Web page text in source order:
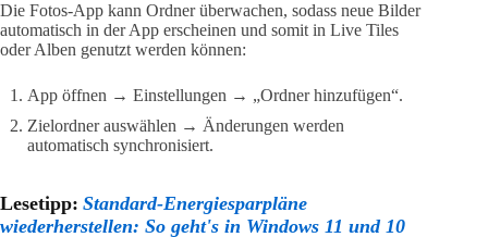
Die Fotos-App kann Ordner überwachen, sodass neue Bilder
automatisch in der App erscheinen und somit in Live Tiles
oder Alben genutzt werden können:
App öffnen → Einstellungen → „Ordner hinzufügen“.
Zielordner auswählen → Änderungen werden
automatisch synchronisiert.
Lesetipp: Standard-Energiesparpläne
wiederherstellen: So geht's in Windows 11 und 10